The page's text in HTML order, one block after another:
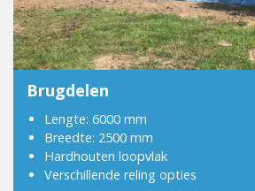
Brugdelen
Lengte: 6000 mm
Breedte: 2500 mm
Hardhouten loopvlak
Verschillende reling opties